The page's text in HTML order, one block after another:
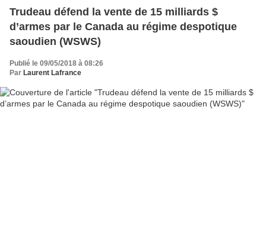
Trudeau défend la vente de 15 milliards $
d’armes par le Canada au régime despotique
saoudien (WSWS)
Publié le 09/05/2018 à 08:26
Par Laurent Lafrance